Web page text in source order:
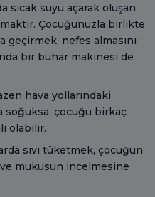
sıcak suyu açarak oluşan
Çocuğunuzla birlikte
geçirmek, nefes almasını
bir buhar makinesi de
hava yollarındaki
soğuksa, çocuğu birkaç
olabilir.
sıvı tüketmek, çocuğun
mukusun incelmesine